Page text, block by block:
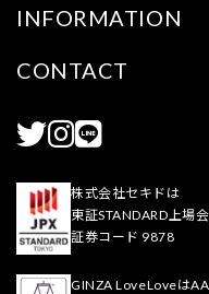
INFORMATION
CONTACT
株式会社セキドは
東証STANDARD上場会
証券コード 9878
GINZA LoveLoveは